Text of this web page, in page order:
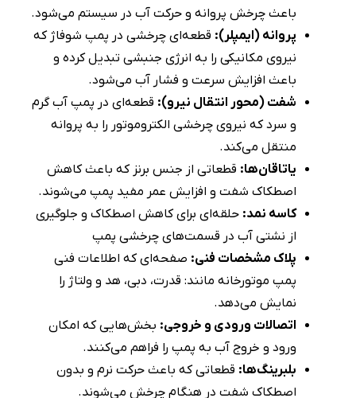
باعث چرخش پروانه و حرکت آب در سیستم می‌شود.
پروانه (ایمپلر): قطعه‌ای چرخشی در پمپ شوفاژ که
نیروی مکانیکی را به انرژی جنبشی تبدیل کرده و
باعث افزایش سرعت و فشار آب می‌شود.
شفت (محور انتقال نیرو): قطعه‌ای در پمپ آب گرم
و سرد که نیروی چرخشی الکتروموتور را به پروانه
منتقل می‌کند.
یاتاقان‌ها: قطعاتی از جنس برنز که باعث کاهش
اصطکاک شفت و افزایش عمر مفید پمپ می‌شوند.
کاسه‌ نمد: حلقه‌ای برای کاهش اصطکاک و جلوگیری
از نشتی آب در قسمت‌های چرخشی پمپ
پلاک مشخصات فنی: صفحه‌ای که اطلاعات فنی
پمپ موتورخانه مانند: قدرت، دبی، هد و ولتاژ را
نمایش می‌دهد.
اتصالات ورودی و خروجی: بخش‌هایی که امکان
ورود و خروج آب به پمپ را فراهم می‌کنند.
بلبرینگ‌ها: قطعاتی که باعث حرکت نرم و بدون
اصطکاک شفت در هنگام چرخش می‌شوند.